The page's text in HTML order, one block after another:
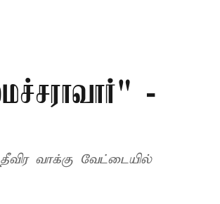
-
வாக்கு வேட்டையில்